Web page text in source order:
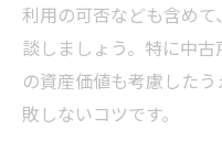
利用の可否なども含め
談しましょう。特に中
の資産価値も考慮した
敗しないコツです。